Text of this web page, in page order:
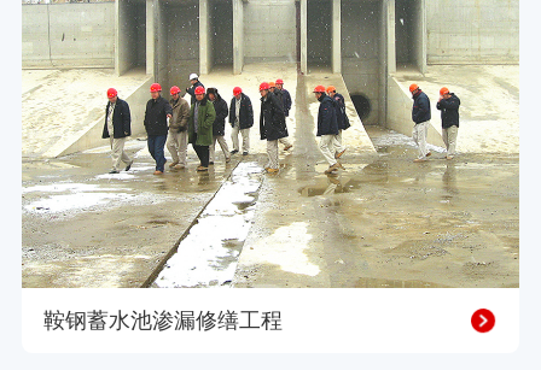
鞍钢蓄水池渗漏修缮工程